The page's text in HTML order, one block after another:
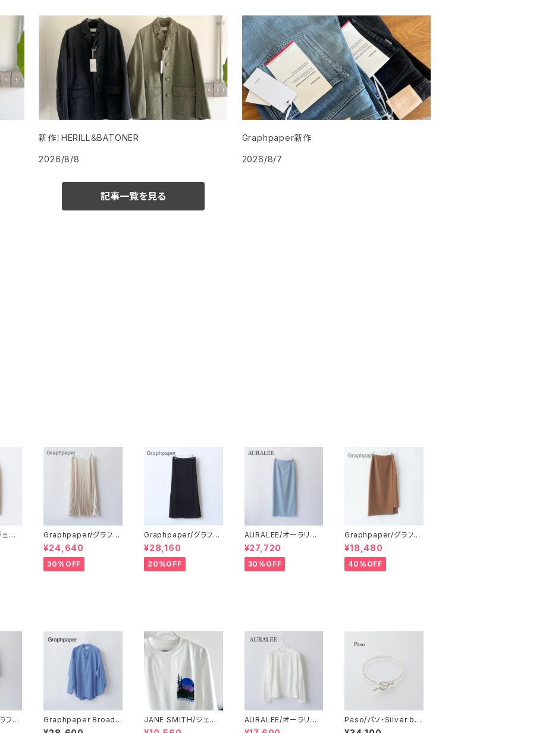
新作！HERILL＆BATONER
2026/8/8
Graphpaper新作
2026/8/7
記事一覧を見る
ー
Graphpaper/グラフペ
ーパー・Satin Pleats
Skirt
¥24,640
30%OFF
Graphpaper/グラフペ
ーパー・Satin Pleats
Skirt
¥28,160
20%OFF
AURALEE/オーラリー・
HARD TWIST WOOL
DOBBY SKIRT
¥27,720
30%OFF
Graphpaper/グラフペ
ーパー・Compact po
nte wrap skirt
¥18,480
40%OFF
フペ
Graphpaper Broad/
グラフペーパー・Broad
JANE SMITH/ジェー
ンスミス・Colorado S
AURALEE/オーラリー・
BRUSHED ORGANIC
Paso/パソ・Silver ba
ngle